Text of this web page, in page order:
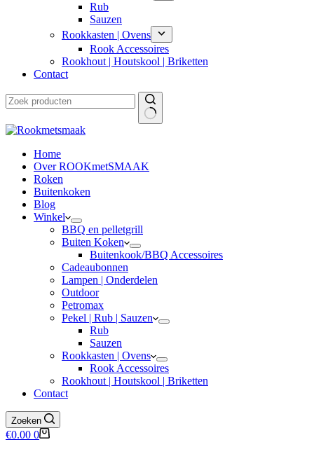
Rub
Sauzen
Rookkasten | Ovens
Rook Accessoires
Rookhout | Houtskool | Briketten
Contact
Home
Over ROOKmetSMAAK
Roken
Buitenkoken
Blog
Winkel
BBQ en pelletgrill
Buiten Koken
Buitenkook/BBQ Accessoires
Cadeaubonnen
Lampen | Onderdelen
Outdoor
Petromax
Pekel | Rub | Sauzen
Rub
Sauzen
Rookkasten | Ovens
Rook Accessoires
Rookhout | Houtskool | Briketten
Contact
Zoeken
Winkelwagen
€0.00 0